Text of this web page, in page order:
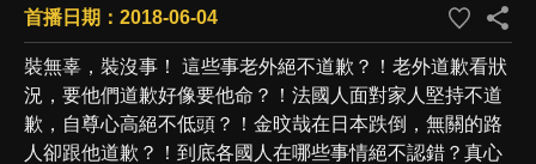
首播日期：2018-06-04
裝無辜，裝沒事！ 這些事老外絕不道歉？！老外道歉看狀
況，要他們道歉好像要他命？！法國人面對家人堅持不道
歉，自尊心高絕不低頭？！金旼哉在日本跌倒，無關的路
人卻跟他道歉？！到底各國人在哪些事情絕不認錯？真心